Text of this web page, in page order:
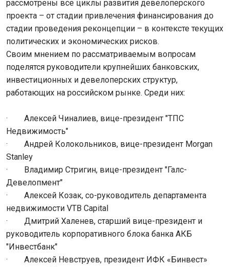
рассмотрены все циклы развития девелоперского
проекта – от стадии привлечения финансирования до
стадии проведения реконцепции – в контексте текущих
политических и экономических рисков.
Своим мнением по рассматриваемым вопросам
поделятся руководители крупнейших банковских,
инвестиционных и девелоперских структур,
работающих на российском рынке. Среди них:
· Алексей Чиналиев, вице-президент "ТПС
Недвижимость"
· Андрей Колокольников, вице-президент Morgan
Stanley
· Владимир Стригин, вице-президент "Галс-
Девелопмент"
· Алексей Козак, со-руководитель департамента
недвижимости VTB Capital
· Дмитрий Халенев, старший вице-президент и
руководитель корпоративного блока банка АКБ
"Инвестбанк"
· Алексей Невструев, президент ИФК «Бинвест»